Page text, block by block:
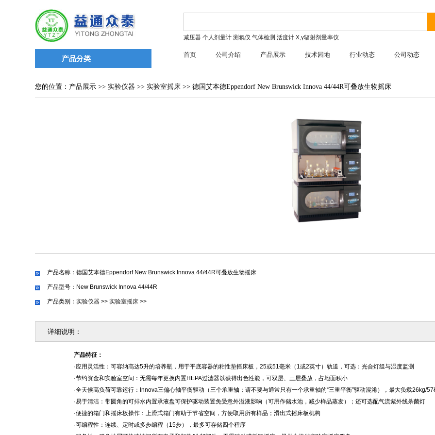
产品分类
减压器 个人剂量计 测氡仪 气体检测 活度计 X,γ辐射剂量率仪
首页 公司介绍 产品展示 技术园地 行业动态 公司动态
您的位置：产品展示 >> 实验仪器 >> 实验室摇床 >> 德国艾本德Eppendorf New Brunswick Innova 44/44R可叠放生物摇床
产品名称：德国艾本德Eppendorf New Brunswick Innova 44/44R可叠放生物摇床
产品型号：New Brunswick Innova 44/44R
产品类别： 实验仪器 >> 实验室摇床 >>
详细说明：
产品特征：
·应用灵活性：可容纳高达5升的培养瓶，用于平底容器的粘性垫摇床板，25或51毫米（1或2英寸）轨道，可选：光合灯组与湿度监测
·节约资金和实验室空间：无需每年更换内置HEPA过滤器以获得出色性能，可双层、三层叠放，占地面积小
·全天候高负荷可靠运行：Innova三偏心轴平衡驱动（三个承重轴；请不要与通常只有一个承重轴的“三重平衡”驱动混淆），最大负载26kg/57
·易于清洁：带圆角的可排水内置承液盘可保护驱动装置免受意外溢液影响（可用作储水池，减少样品蒸发）；还可选配气流紫外线杀菌灯
·便捷的箱门和摇床板操作：上滑式箱门有助于节省空间，方便取用所有样品；滑出式摇床板机构
·可编程性：连续、定时或多步编程（15步），最多可存储四个程序